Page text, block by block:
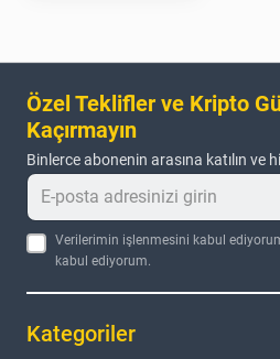
Özel Teklifler ve Kripto
Kaçırmayın
Binlerce abonenin arasına katılın ve
Verilerimin işlenmesini kabul
kabul ediyorum.
Kategoriler